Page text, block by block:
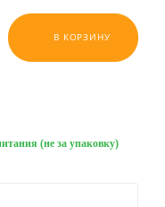
В КОРЗИНУ
(не за упаковку)